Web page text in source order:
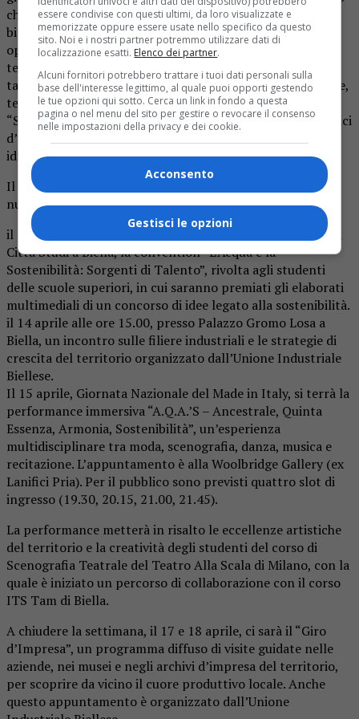
che racconta il legame tra industria, arte e territorio
biellese. Al centro della mostra sarà installata una grande
opera congiunta ‘La Sovrana dell’Acqua’, realizzata con
tessuti e filati di diverse aziende tessili biellesi, simbolo
tangibile di come l’elemento acquatico abbia unito filature,
tessiture e tintorie in un abbraccio indissolubile.
“Sapori d’Elite”, una carrellata di prodotti enogastronomici
d’eccellenza
identitari del territorio.
Il programma prosegue con appuntamenti dedicati alle
nuove generazioni e allo sviluppo:
il 13 aprile, dalle ore 10.30 alle ore 13.00 all’Auditorium di
Città Studi a Biella, la convention “L’Acqua e la
Sostenibilità: Sorgenti di Talento”, rivolta agli studenti
delle scuole superiori, in cui saranno premiati gli elaborati
multimediali di un concorso di idee legato alla sostenibilità.
il 14 aprile alle ore 15.00, presso Palazzo Gromo Losa a
Biella, un incontro sulle filiere industriali e le strategie di
crescita del territorio organizzato dall’Unione Industriale
Biellese.
Il 15 aprile, Giornata Nazionale del Made in Italy, si terrà la
performance immersiva “A.Q.A.’S – Ancestrale, Quinta
Essenza, Armonia, Sostenibilità”, un’esperienza
multidisciplinare tra moda, scenografia, danza, musica e
recitazione. L’appuntamento è alla Woolbridge Gallery (ex
Lanifici Pria). Per il pubblico sono previsti quattro slot di
ingresso (19.30, 20.15, 21.00, 21.45).
La performance metterà in risalto le eccellenze artistiche
del territorio e la creatività degli studenti del corso di
Scenografia Teatrale del Teatro Alla Scala di Milano, con la
quale è iniziato un percorso di collaborazione con il corso
ITS Tam di Biella.
A chiudere la settimana, il 17 e 18 aprile, ci sarà il “Giro
d’Impresa”, un programma diffuso di visite guidate nelle
aziende, nei musei e negli archivi d’impresa del territorio,
per scoprire da vicino il cuore produttivo locale. Anche
questo appuntamento è organizzato dall’Unione
essere condivise con questi ultimi, da loro visualizzate e
memorizzate oppure essere usate nello specifico da questo
sito. Noi e i nostri partner potremmo utilizzare dati di
localizzazione esatti. Elenco dei partner.
Alcuni fornitori potrebbero trattare i tuoi dati personali sulla
base dell'interesse legittimo, al quale puoi opporti gestendo
le tue opzioni qui sotto. Cerca un link in fondo a questa
pagina o nel menu del sito per gestire o revocare il consenso
nelle impostazioni della privacy e dei cookie.
Acconsento
Gestisci le opzioni